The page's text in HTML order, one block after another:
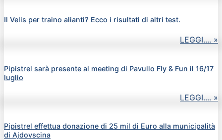
Il Velis per traino alianti? Ecco i risultati di altri test.
LEGGI.... »
Pipistrel sarà presente al meeting di Pavullo Fly & Fun il 16/17
luglio
LEGGI.... »
Pipistrel effettua donazione di 25 mil di Euro alla municipalità
di Ajdovscina